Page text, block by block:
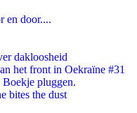
en door....
dakloosheid
het front in Oekraïne #31
pluggen.
bites the dust